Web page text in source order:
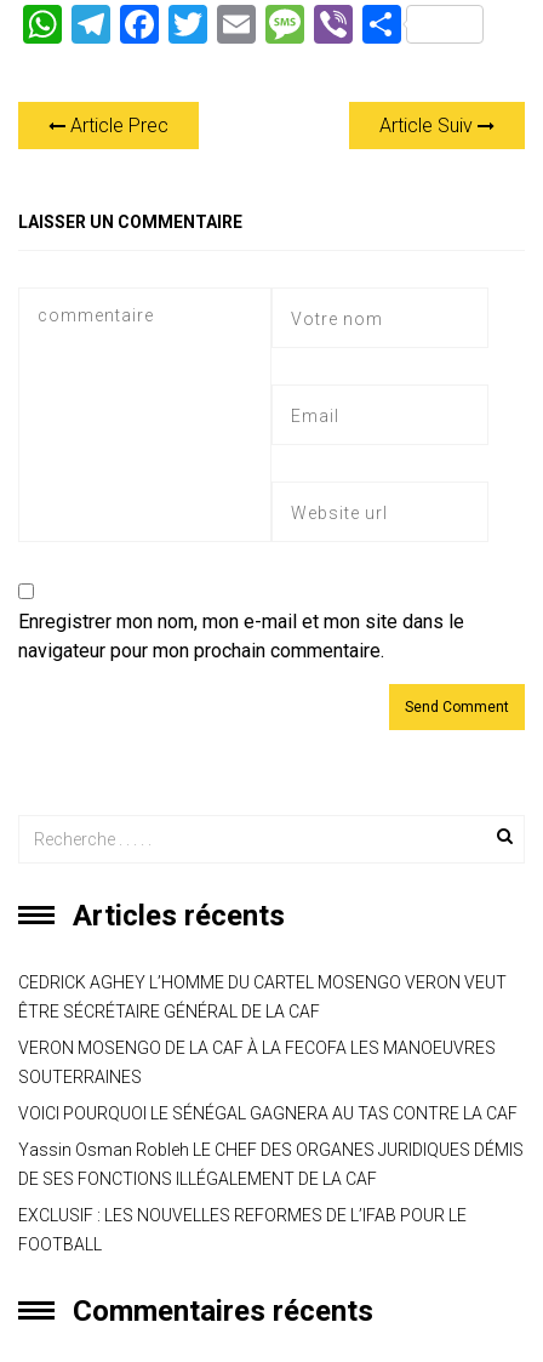
W
at
s
p
T
e
gr
m
F
ce
b
ok
T
E
M Vi
er
P
ta
g
Article Prec Article Suiv
LAISSER UN COMMENTAIRE
Enregistrer mon nom, mon e-mail et mon site dans le
navigateur pour mon prochain commentaire.
Articles récents
CEDRICK AGHEY L’HOMME DU CARTEL MOSENGO VERON VEUT
ÊTRE SÉCRÉTAIRE GÉNÉRAL DE LA CAF
VERON MOSENGO DE LA CAF À LA FECOFA LES MANOEUVRES
SOUTERRAINES
VOICI POURQUOI LE SÉNÉGAL GAGNERA AU TAS CONTRE LA CAF
Yassin Osman Robleh LE CHEF DES ORGANES JURIDIQUES DÉMIS
DE SES FONCTIONS ILLÉGALEMENT DE LA CAF
EXCLUSIF : LES NOUVELLES REFORMES DE L’IFAB POUR LE
FOOTBALL
Commentaires récents